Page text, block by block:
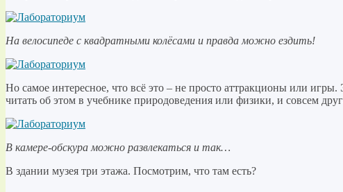
На велосипеде с квадратными колёсами и правда можно ездить!
Но самое интересное, что всё это – не просто аттракционы или
читать об этом в учебнике природоведения или физики, и совсем
В камере-обскура можно развлекаться и так…
В здании музея три этажа. Посмотрим, что там есть?